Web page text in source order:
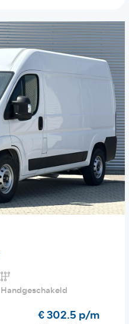
Handgeschakeld
€ 302.5 p/m